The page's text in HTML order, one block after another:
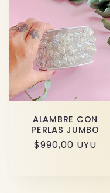
ALAMBRE CON
PERLAS JUMBO
Precio
$990,00 UYU